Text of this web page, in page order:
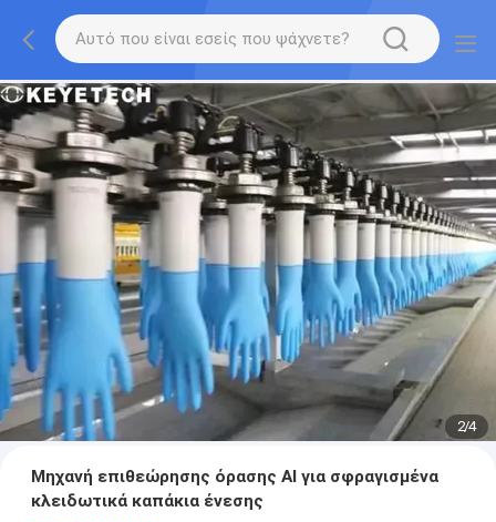
2/4
Μηχανή επιθεώρησης όρασης AI για σφραγισμένα
κλειδωτικά καπάκια ένεσης